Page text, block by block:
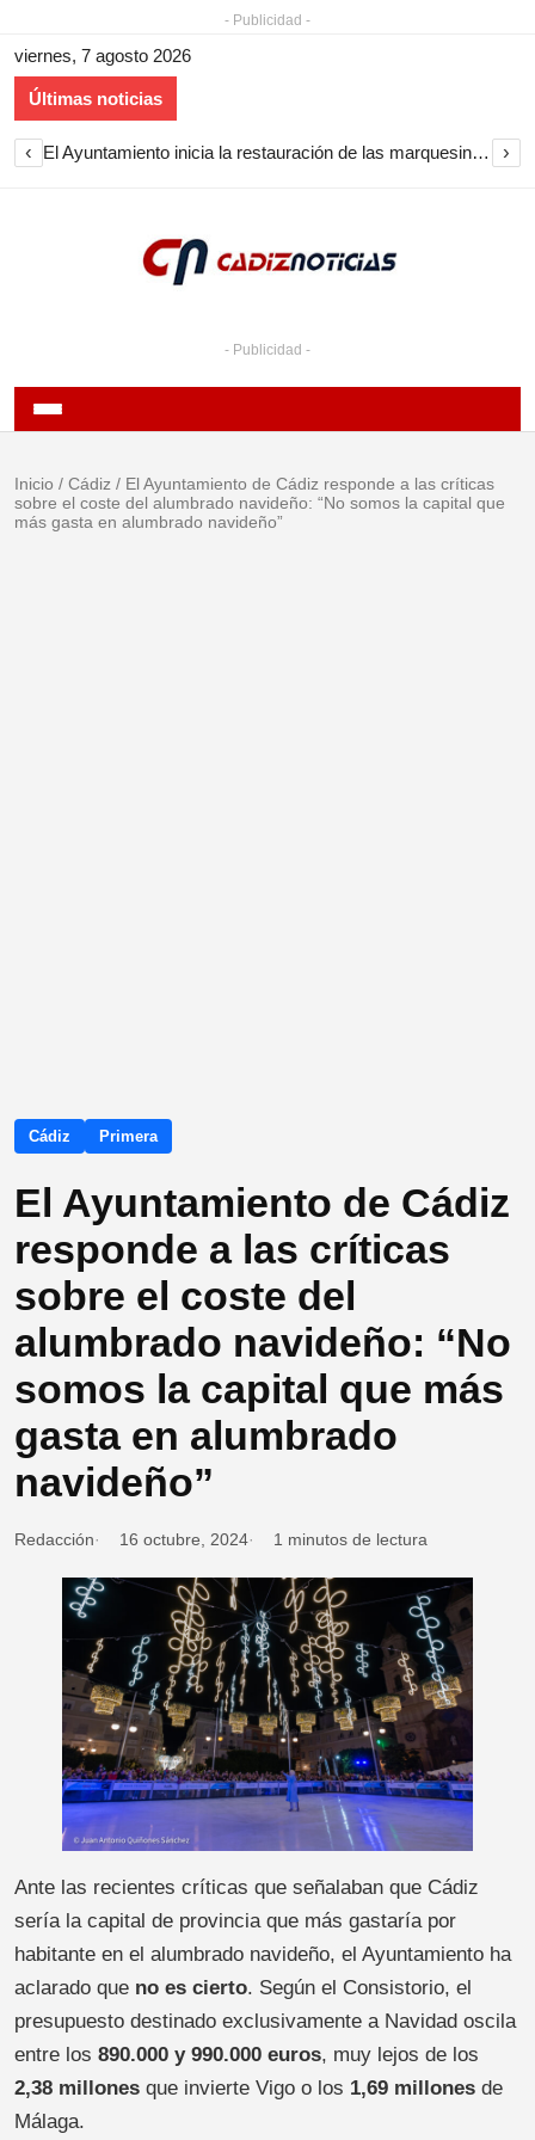
- Publicidad -
viernes, 7 agosto 2026
Últimas noticias
‹ El Ayuntamiento inicia la restauración de las marquesinas de Plaza Esteve para volver a instalarlas en el centro de Jerez ›
- Publicidad -
Inicio / Cádiz / El Ayuntamiento de Cádiz responde a las críticas
sobre el coste del alumbrado navideño: “No somos la capital que
más gasta en alumbrado navideño”
Cádiz Primera
El Ayuntamiento de Cádiz
responde a las críticas
sobre el coste del
alumbrado navideño: “No
somos la capital que más
gasta en alumbrado
navideño”
Redacción 16 octubre, 2024 1 minutos de lectura
Ante las recientes críticas que señalaban que Cádiz
sería la capital de provincia que más gastaría por
habitante en el alumbrado navideño, el Ayuntamiento ha
aclarado que no es cierto. Según el Consistorio, el
presupuesto destinado exclusivamente a Navidad oscila
entre los 890.000 y 990.000 euros, muy lejos de los
2,38 millones que invierte Vigo o los 1,69 millones de
Málaga.